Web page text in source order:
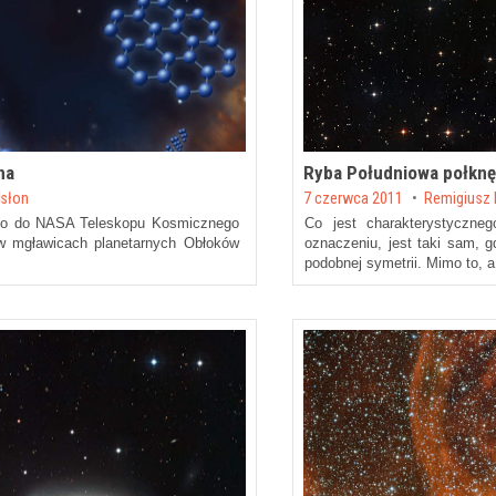
do NASA Teleskopu Kosmicznego
planetarnych Obłoków
Ryba Południowa
Posted on
7 czerwca 2011 by Remigiusz
Co jest
oznaczeniu, jest taki sam,
podobnej symetrii. Mimo to,